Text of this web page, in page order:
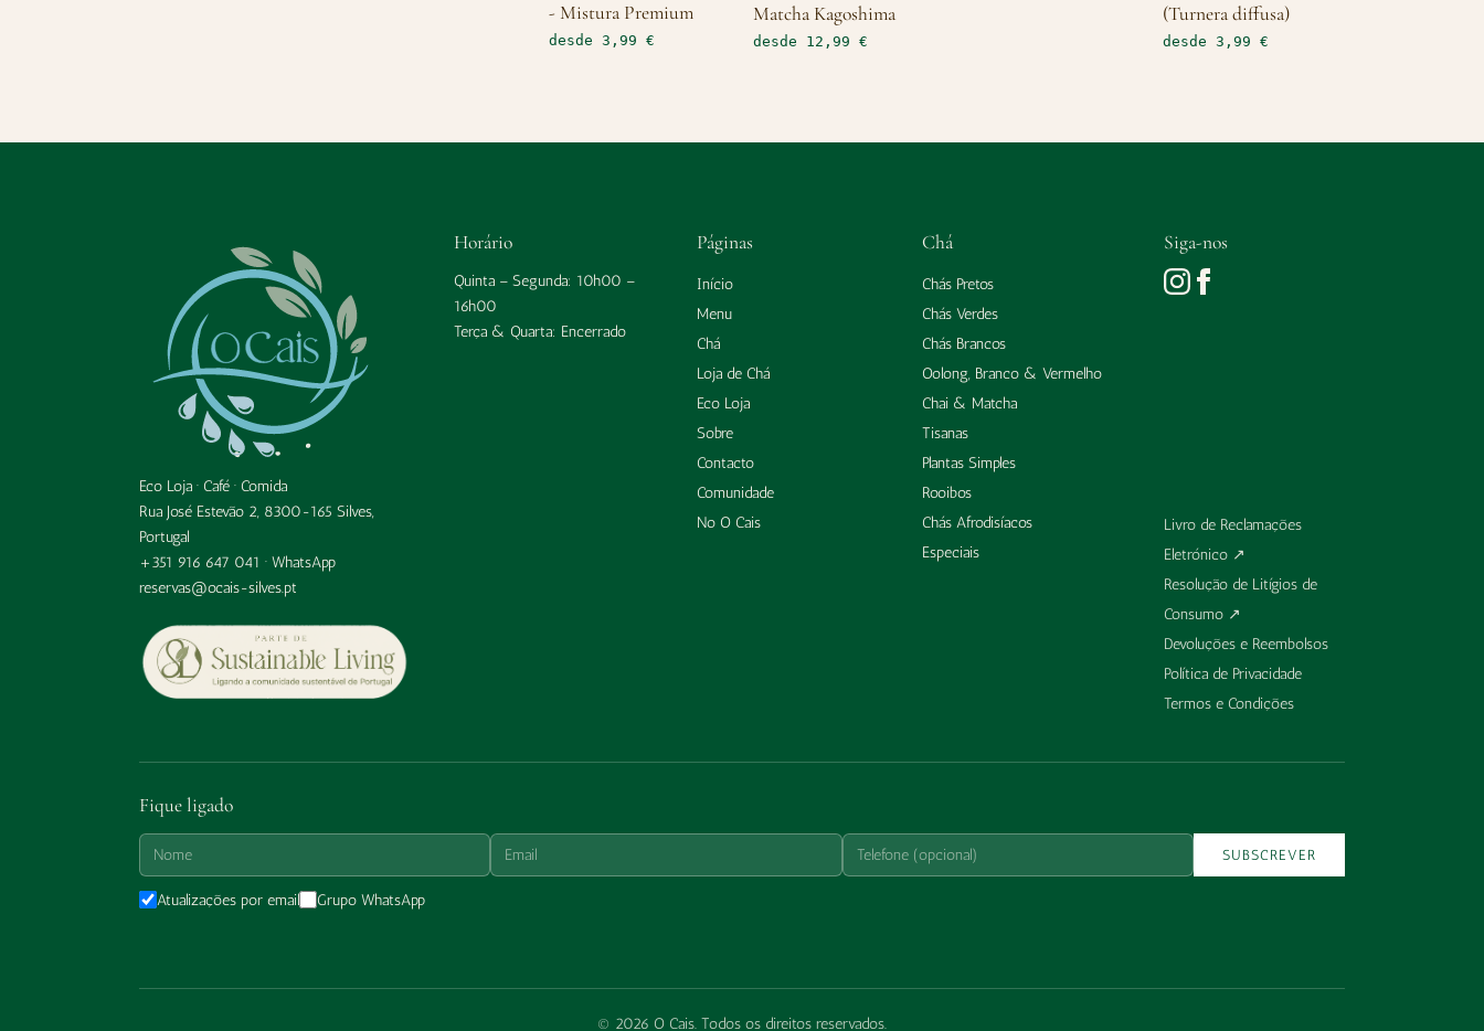
- Mistura Premium
desde 3,99 €
Matcha Kagoshima
desde 12,99 €
(Turnera diffusa)
desde 3,99 €
Eco Loja · Café · Comida
Rua José Estevão 2, 8300-165 Silves,
Portugal
+351 916 647 041 · WhatsApp
reservas@ocais-silves.pt
Horário
Quinta – Segunda: 10h00 –
16h00
Terça & Quarta: Encerrado
Páginas
Início
Menu
Chá
Loja de Chá
Eco Loja
Sobre
Contacto
Comunidade
No O Cais
Chá
Chás Pretos
Chás Verdes
Chás Brancos
Oolong, Branco & Vermelho
Chai & Matcha
Tisanas
Plantas Simples
Rooibos
Chás Afrodisíacos
Especiais
Siga-nos
Livro de Reclamações
Eletrónico ↗
Resolução de Litígios de
Consumo ↗
Devoluções e Reembolsos
Política de Privacidade
Termos e Condições
Fique ligado
SUBSCREVER
Atualizações por email Grupo WhatsApp
© 2026 O Cais. Todos os direitos reservados.